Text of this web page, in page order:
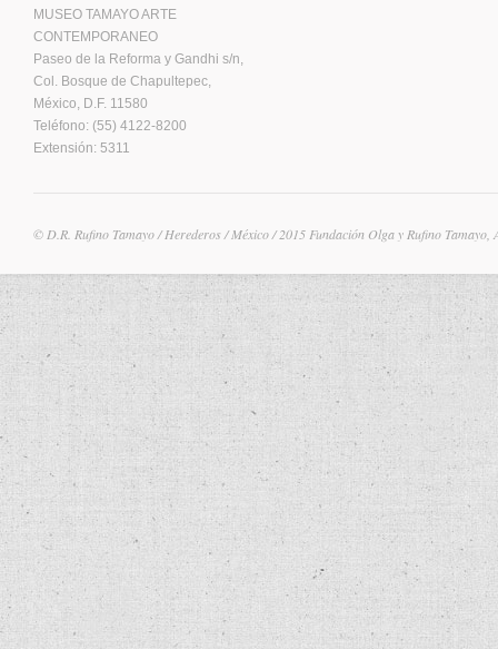
MUSEO TAMAYO ARTE
CONTEMPORANEO
Paseo de la Reforma y Gandhi s/n,
Col. Bosque de Chapultepec,
México, D.F. 11580
Teléfono: (55) 4122-8200
Extensión: 5311
© D.R. Rufino Tamayo / Herederos / México / 2015 Fundación Olga y Rufino Tamayo,